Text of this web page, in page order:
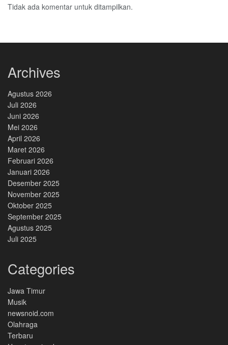
Tidak ada komentar untuk ditampilkan.
Archives
Agustus 2026
Juli 2026
Juni 2026
Mei 2026
April 2026
Maret 2026
Februari 2026
Januari 2026
Desember 2025
November 2025
Oktober 2025
September 2025
Agustus 2025
Juli 2025
Categories
Jawa Timur
Musik
newsnoid.com
Olahraga
Terbaru